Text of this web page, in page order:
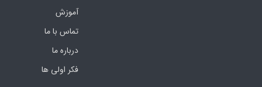
آموزش
تماس با ما
درباره ما
فکر اولی ها